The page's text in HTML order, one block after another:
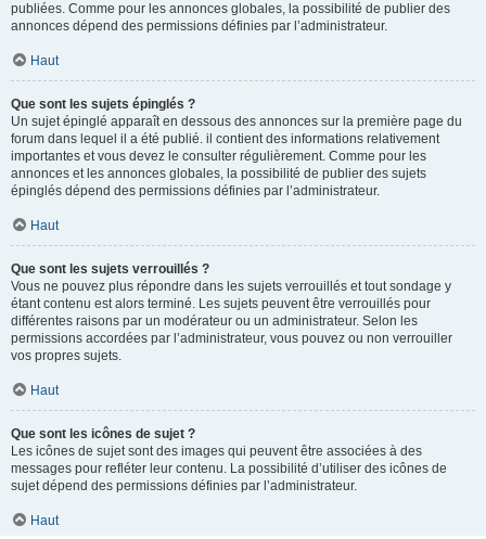
publiées. Comme pour les annonces globales, la possibilité de publier des
annonces dépend des permissions définies par l’administrateur.
Haut
Que sont les sujets épinglés ?
Un sujet épinglé apparaît en dessous des annonces sur la première page du
forum dans lequel il a été publié. il contient des informations relativement
importantes et vous devez le consulter régulièrement. Comme pour les
annonces et les annonces globales, la possibilité de publier des sujets
épinglés dépend des permissions définies par l’administrateur.
Haut
Que sont les sujets verrouillés ?
Vous ne pouvez plus répondre dans les sujets verrouillés et tout sondage y
étant contenu est alors terminé. Les sujets peuvent être verrouillés pour
différentes raisons par un modérateur ou un administrateur. Selon les
permissions accordées par l’administrateur, vous pouvez ou non verrouiller
vos propres sujets.
Haut
Que sont les icônes de sujet ?
Les icônes de sujet sont des images qui peuvent être associées à des
messages pour refléter leur contenu. La possibilité d’utiliser des icônes de
sujet dépend des permissions définies par l’administrateur.
Haut